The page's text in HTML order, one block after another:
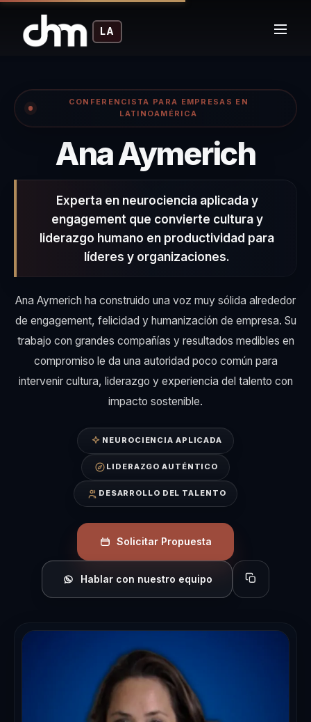
LA
CONFERENCISTA PARA EMPRESAS EN
LATINOAMÉRICA
Ana Aymerich–
Experta en neurociencia aplicada y
engagement que convierte cultura y
liderazgo humano en productividad para
líderes y organizaciones.
Ana Aymerich ha construido una voz muy sólida alrededor
de engagement, felicidad y humanización de empresa. Su
trabajo con grandes compañías y resultados medibles en
compromiso le da una autoridad poco común para
intervenir cultura, liderazgo y experiencia del talento con
impacto sostenible.
NEUROCIENCIA APLICADA
LIDERAZGO AUTÉNTICO
DESARROLLO DEL TALENTO
Solicitar Propuesta
Hablar con nuestro equipo Copiar perfil